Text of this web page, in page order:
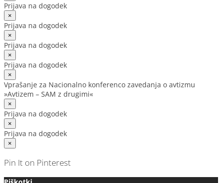
Prijava na dogodek
×
Prijava na dogodek
×
Prijava na dogodek
×
Prijava na dogodek
×
Vprašanje za Nacionalno konferenco zavedanja o avtizmu
»Avtizem – SAM z drugimi«
×
Prijava na dogodek
×
Prijava na dogodek
×
Pin It on Pinterest